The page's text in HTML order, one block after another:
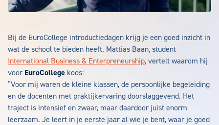
Bij de EuroCollege introductiedagen krijg je een goed inzicht in
wat de school te bieden heeft. Mattias Baan, student
International Business & Enterpreneurship, vertelt waarom hij
voor EuroCollege koos:
“Voor mij waren de kleine klassen, de persoonlijke begeleiding
en de docenten met praktijkervaring doorslaggevend. Het
traject is intensief en zwaar, maar daardoor juist enorm
leerzaam. Je leert in je eerste jaar al wie je bent, waar je goed